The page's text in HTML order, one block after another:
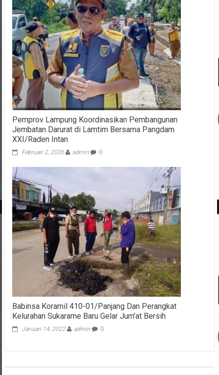
Pemprov Lampung Koordinasikan Pembangunan
Jembatan Darurat di Lamtim Bersama Pangdam
XXI/Raden Intan
Februari 2, 2026 admin 0
Babinsa Koramil 410-01/Panjang Dan Perangkat
Kelurahan Sukarame Baru Gelar Jum’at Bersih
Januari 14, 2022 admin 0